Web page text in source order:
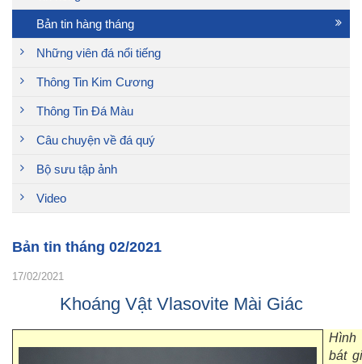
Bản tin hàng tháng
Những viên đá nổi tiếng
Thông Tin Kim Cương
Thông Tin Đá Màu
Câu chuyện về đá quý
Bộ sưu tập ảnh
Video
Bản tin tháng 02/2021
17/02/2021
Khoáng Vật Vlasovite Mài Giác
Hình
bát